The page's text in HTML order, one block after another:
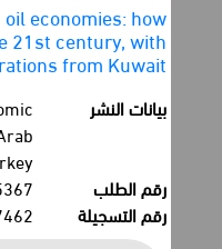
in oil economies: how
in the 21st century, with
illustrations from Kuwait
بيانات النشر
the Arab
& Turkey
رقم الطلب
362.95367 S619e
رقم التسجيلة
7462